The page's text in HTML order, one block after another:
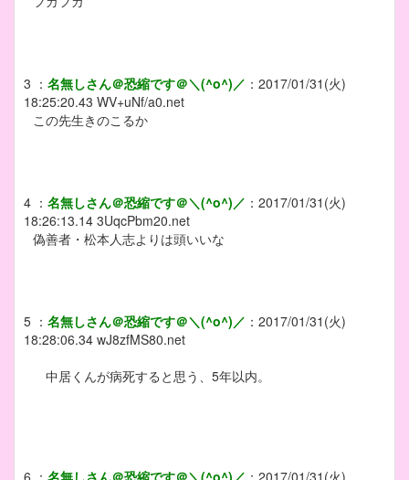
3 ： 名無しさん＠恐縮です＠＼(^o^)／ ： 2017/01/31(火)
18:25:20.43 WV+uNf/a0.net
この先生きのこるか
4 ： 名無しさん＠恐縮です＠＼(^o^)／ ： 2017/01/31(火)
18:26:13.14 3UqcPbm20.net
偽善者・松本人志よりは頭いいな
5 ： 名無しさん＠恐縮です＠＼(^o^)／ ： 2017/01/31(火)
18:28:06.34 wJ8zfMS80.net
中居くんが病死すると思う、5年以内。